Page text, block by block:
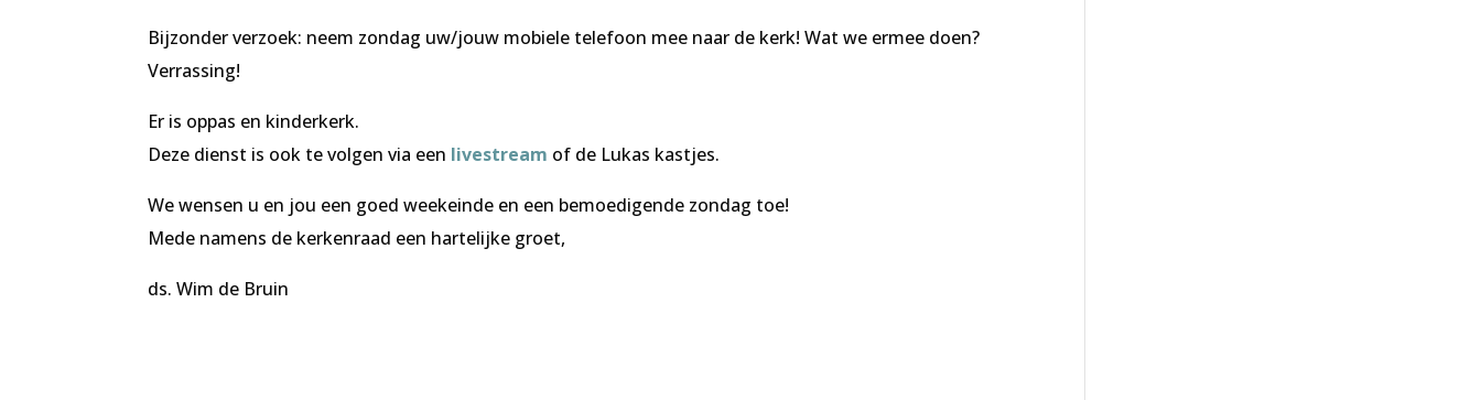
Bijzonder verzoek: neem zondag uw/jouw mobiele telefoon mee naar de kerk! Wat we ermee doen?
Verrassing!
Er is oppas en kinderkerk.
Deze dienst is ook te volgen via een livestream of de Lukas kastjes.
We wensen u en jou een goed weekeinde en een bemoedigende zondag toe!
Mede namens de kerkenraad een hartelijke groet,
ds. Wim de Bruin